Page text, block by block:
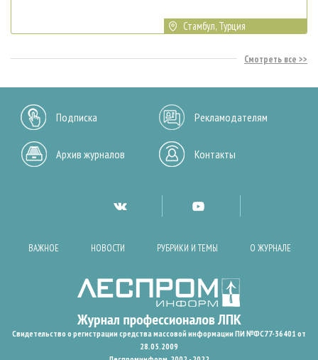
Стамбул, Турция
Смотреть все
Подписка Рекламодателям
Архив журналов Контакты
ВАЖНОЕ НОВОСТИ РУБРИКИ И ТЕМЫ О ЖУРНАЛЕ
Свидетельство о регистрации средства массовой информации ПИ №ФС77-36401 от
28.05.2009